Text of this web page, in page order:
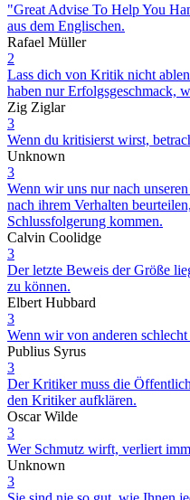
"Great Advise To Help You
aus dem Englischen.
Rafael Müller
2
Lass dich von Kritik nicht
haben nur Erfolgsgeschmack,
Zig Ziglar
3
Wenn du kritisierst wirst,
Unknown
3
Wenn wir uns nur nach
nach ihrem Verhalten
Schlussfolgerung kommen.
Calvin Coolidge
3
Der letzte Beweis der Größe
zu können.
Elbert Hubbard
3
Wenn wir von anderen
Publius Syrus
3
Der Kritiker muss die
den Kritiker aufklären.
Oscar Wilde
3
Wer Schmutz wirft, verliert
Unknown
3